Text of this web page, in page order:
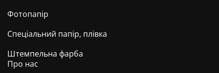
Фотопапір
Спеціальний папір, плівка
Штемпельна фарба
Про нас